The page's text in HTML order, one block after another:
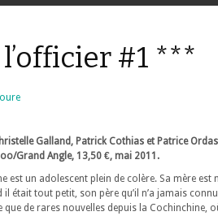
#1 ***
Galland, Patrick Cothias et Patrice
Grand Angle, 13,50 €, mai 2011.
est un adolescent plein de colère. Sa mère est
il était tout petit, son père qu’il n’a jamais
que de rares nouvelles depuis la Cochinchine,